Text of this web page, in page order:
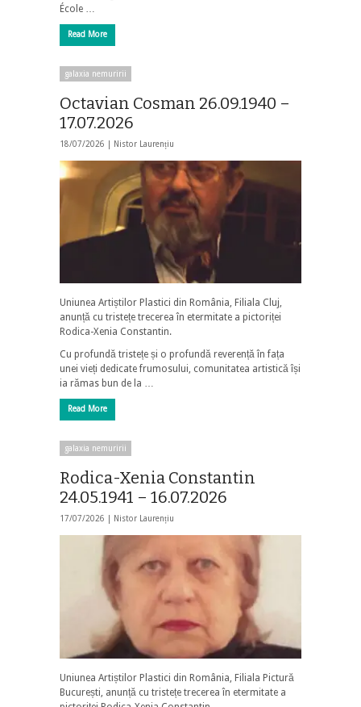
École …
Read More
galaxia nemuririi
Octavian Cosman 26.09.1940 –
17.07.2026
18/07/2026 | Nistor Laurențiu
Uniunea Artiștilor Plastici din România, Filiala Cluj,
anunță cu tristețe trecerea în etermitate a pictoriței
Rodica-Xenia Constantin.
Cu profundă tristețe și o profundă reverență în fața
unei vieți dedicate frumosului, comunitatea artistică își
ia rămas bun de la …
Read More
galaxia nemuririi
Rodica-Xenia Constantin
24.05.1941 – 16.07.2026
17/07/2026 | Nistor Laurențiu
Uniunea Artiștilor Plastici din România, Filiala Pictură
București, anunță cu tristețe trecerea în etermitate a